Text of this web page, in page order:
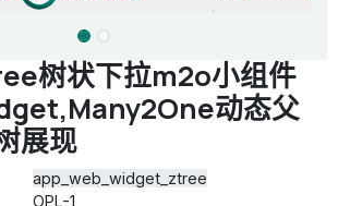
树状下拉m2o小组件
动态父
展现
app_web_widget_ztree
OPL-1